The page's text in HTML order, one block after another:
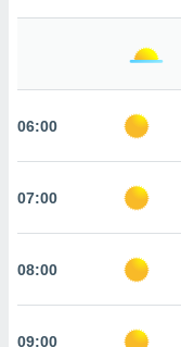
ao
todos os
no
um perfil
06:00
07:00
08:00
09:00